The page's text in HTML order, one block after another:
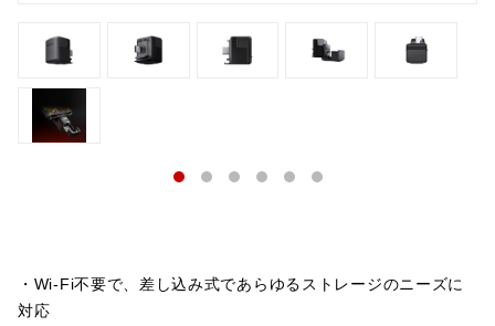
・Wi-Fi不要で、差し込み式であらゆるストレージのニーズに
対応